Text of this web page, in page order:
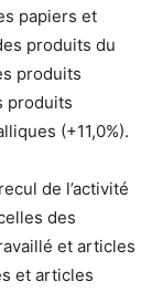
papiers et
produits du
produits
produits
(+11,0%).
de l’activité
des
et articles
et articles